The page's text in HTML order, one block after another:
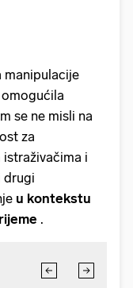
manipulacije
se ne misli na
za
i
drugi
u kontekstu
.